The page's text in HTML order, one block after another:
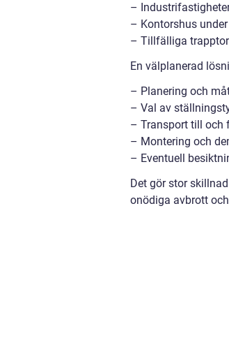
–
– Kontorshus
– Tillfälliga
En välplanerad
– Planering och
– Val av
– Transport till och
– Montering och
– Eventuell
Det gör stor
onödiga avbrott